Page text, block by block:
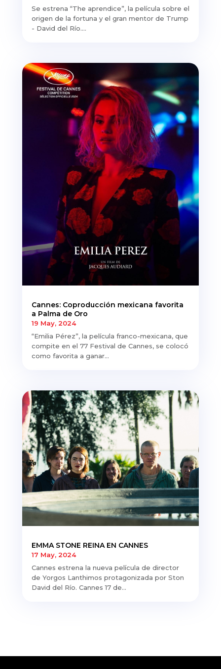
Se estrena “The aprendice”, la película sobre el
origen de la fortuna y el gran mentor de Trump
- David del Río....
Cannes: Coproducción mexicana favorita
a Palma de Oro
19 May, 2024
“Emilia Pérez”, la película franco-mexicana, que
compite en el 77 Festival de Cannes, se colocó
como favorita a ganar...
EMMA STONE REINA EN CANNES
17 May, 2024
Cannes estrena la nueva película de director
de Yorgos Lanthimos protagonizada por Ston
David del Río. Cannes 17 de...